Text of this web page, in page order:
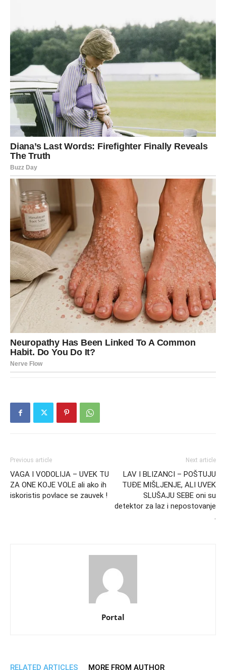
Previous article
VAGA I VODOLIJA – UVEK TU
ZA ONE KOJE VOLE ali ako ih
iskoristis povlace se zauvek !
Next article
LAV I BLIZANCI – POŠTUJU
TUĐE MIŠLJENJE, ALI UVEK
SLUŠAJU SEBE oni su
detektor za laz i nepostovanje
.
Portal
RELATED ARTICLES MORE FROM AUTHOR